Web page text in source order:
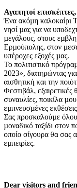
Αγαπητοί
Ένα ακόµη καλοκαίρι
νησί µας για να
µεγάλους, στους
Ερµούπολης, στον
υπέροχες εξοχές µας.
Το πολιτιστικό
2023», διατηρώντας
αισθητική και την
Φεστιβάλ, εξαιρετικές
συναυλίες, ποικίλα
εµπνευσµένες
Σας προσκαλούµε
µοναδικό ταξίδι στον
οποίο σίγουρα θα σας
εµπειρίες.
Dear visitors and